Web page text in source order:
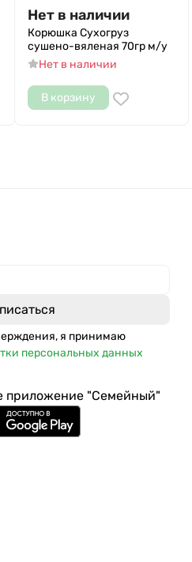
Нет в наличии
Корюшка Сухогруз
сушено-вяленая 70гр м/у
Нет в наличии
В корзину
я принимаю
персональных данных
приложение "Семейный"